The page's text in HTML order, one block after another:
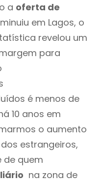
a oferta de
em Lagos, o
revelou um
para
é menos de
10 anos em
o aumento
estrangeiros,
de quem
na zona de